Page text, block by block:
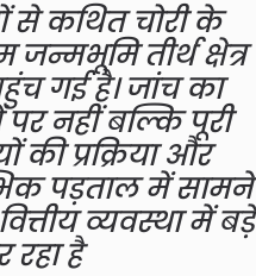
से कथित चोरी के
तीर्थ क्षेत्र
गई है। जांच का
नहीं बल्कि पूरी
की प्रक्रिया और
पड़ताल में सामने
व्यवस्था में बड़े
है